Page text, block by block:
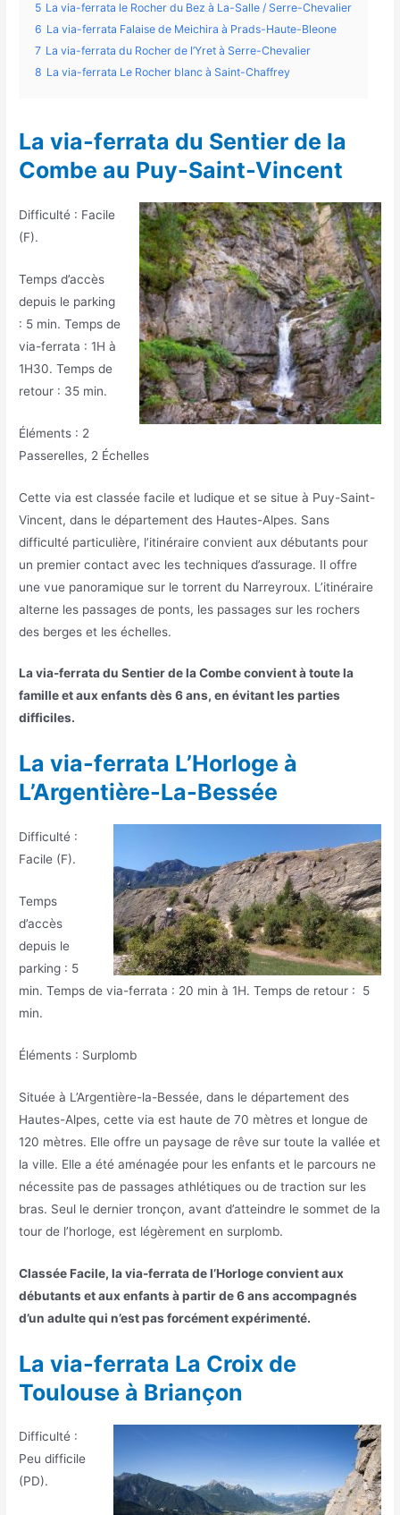
5 La via-ferrata le Rocher du Bez à La-Salle / Serre-Chevalier
6 La via-ferrata Falaise de Meichira à Prads-Haute-Bleone
7 La via-ferrata du Rocher de l’Yret à Serre-Chevalier
8 La via-ferrata Le Rocher blanc à Saint-Chaffrey
La via-ferrata du Sentier de la
Combe au Puy-Saint-Vincent
Difficulté : Facile
(F).
Temps d’accès
depuis le parking
: 5 min. Temps de
via-ferrata : 1H à
1H30. Temps de
retour : 35 min.
Éléments : 2
Passerelles, 2 Échelles
Cette via est classée facile et ludique et se situe à Puy-Saint-
Vincent, dans le département des Hautes-Alpes. Sans
difficulté particulière, l’itinéraire convient aux débutants pour
un premier contact avec les techniques d’assurage. Il offre
une vue panoramique sur le torrent du Narreyroux. L’itinéraire
alterne les passages de ponts, les passages sur les rochers
des berges et les échelles.
La via-ferrata du Sentier de la Combe convient à toute la
famille et aux enfants dès 6 ans, en évitant les parties
difficiles.
La via-ferrata L’Horloge à
L’Argentière-La-Bessée
Difficulté :
Facile (F).
Temps
d’accès
depuis le
parking : 5
min. Temps de via-ferrata : 20 min à 1H. Temps de retour : 5
min.
Éléments : Surplomb
Située à L’Argentière-la-Bessée, dans le département des
Hautes-Alpes, cette via est haute de 70 mètres et longue de
120 mètres. Elle offre un paysage de rêve sur toute la vallée et
la ville. Elle a été aménagée pour les enfants et le parcours ne
nécessite pas de passages athlétiques ou de traction sur les
bras. Seul le dernier tronçon, avant d’atteindre le sommet de la
tour de l’horloge, est légèrement en surplomb.
Classée Facile, la via-ferrata de l’Horloge convient aux
débutants et aux enfants à partir de 6 ans accompagnés
d’un adulte qui n’est pas forcément expérimenté.
La via-ferrata La Croix de
Toulouse à Briançon
Difficulté :
Peu difficile
(PD).